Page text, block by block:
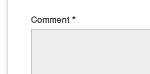
Comment *